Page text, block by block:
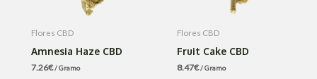
Flores CBD
Amnesia Haze CBD
7.26€/ Gramo
Flores CBD
Fruit Cake CBD
8.47€/ Gramo